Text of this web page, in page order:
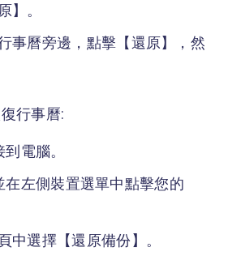
】。
事曆旁邊，點擊【還原】，然
行事曆:
電腦。
在左側裝置選單中點擊您的
中選擇【還原備份】。